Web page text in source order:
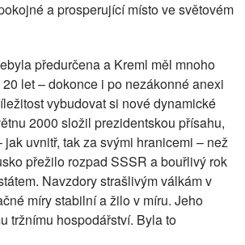
a prosperující místo ve světovém
předurčena a Kreml měl mnoho
let – dokonce i po nezákonné anexi
vybudovat si nové dynamické
2000 složil prezidentskou přísahu,
uvnitř, tak za svými hranicemi – než
přežilo rozpad SSSR a bouřlivý rok
Navzdory strašlivým válkám v
míry stabilní a žilo v míru. Jeho
tržnímu hospodářství. Byla to